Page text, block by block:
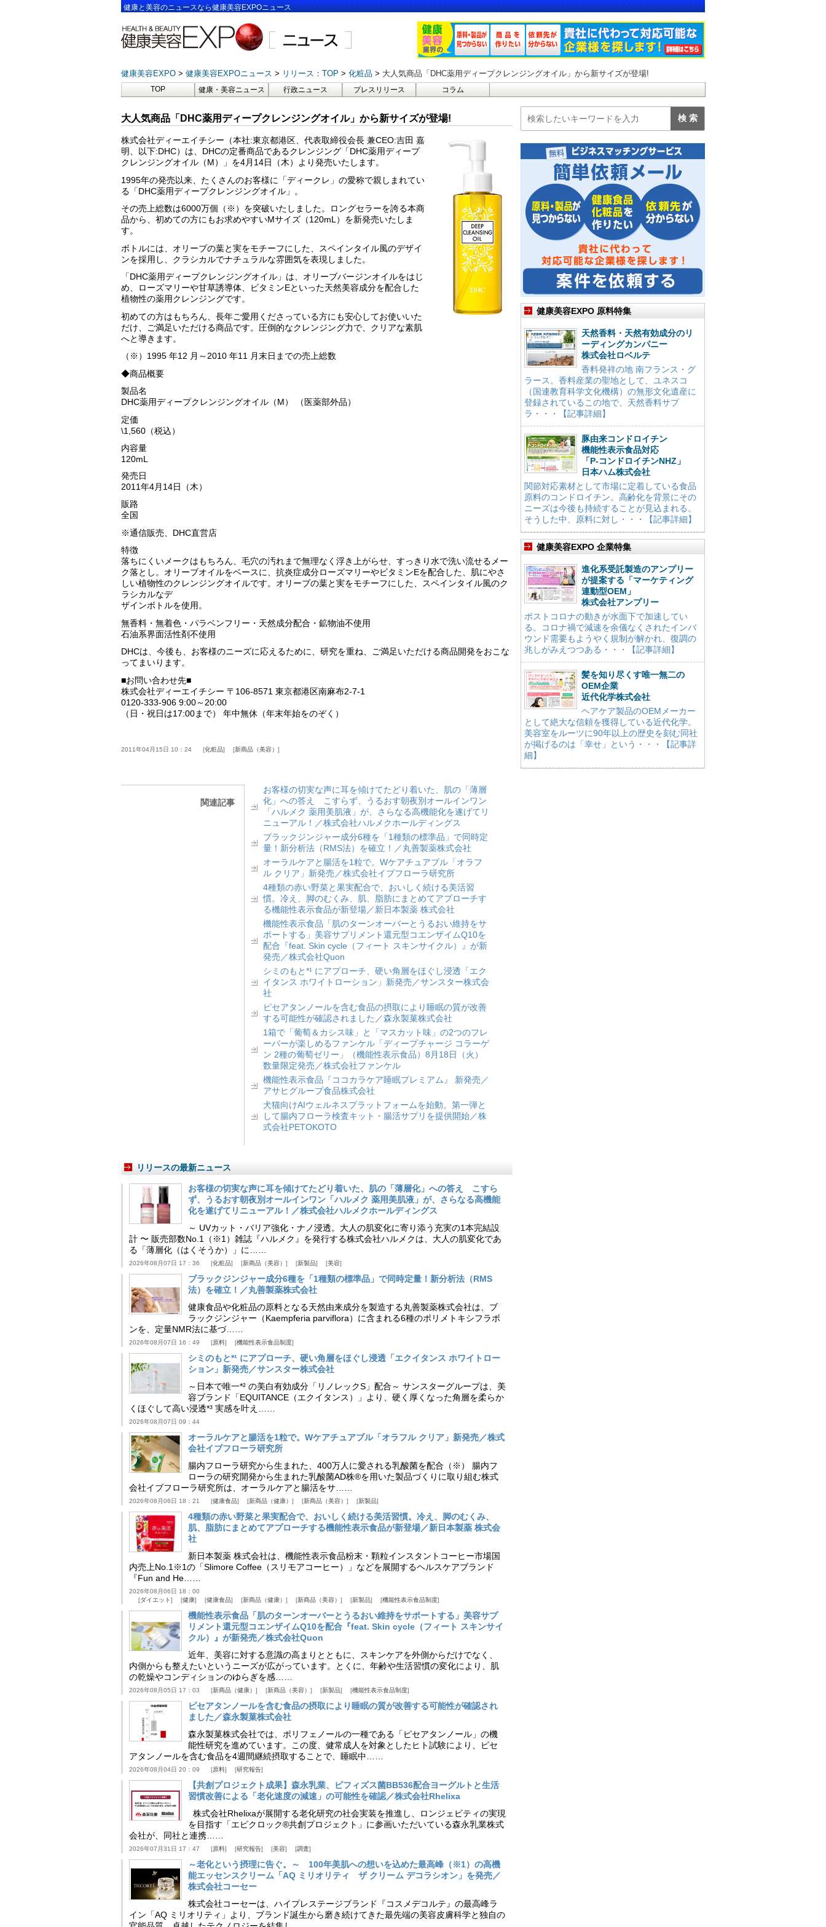
健康と美容のニュースなら健康美容EXPOニュース
健康美容EXPO 健康美容EXPOニュース リリース：TOP 化粧品 大人気商品「DHC薬用ディープクレンジングオイル」から新サイズが登場!
TOP 健康・美容ニュース 行政ニュース プレスリリース コラム
大人気商品「DHC薬用ディープクレンジングオイル」から新サイズが登場!
株式会社ディーエイチシー（本社:東京都港区、代表取締役会長 兼CEO:吉田 嘉
明、以下:DHC）は、DHCの定番商品であるクレンジング「DHC薬用ディープ
クレンジングオイル（M）」を4月14日（木）より発売いたします。
1995年の発売以来、たくさんのお客様に「ディークレ」の愛称で親しまれてい
る「DHC薬用ディープクレンジングオイル」。
その売上総数は6000万個（※）を突破いたしました。ロングセラーを誇る本商
品から、初めての方にもお求めやすいMサイズ（120mL）を新発売いたしま
す。
ボトルには、オリーブの葉と実をモチーフにした、スペインタイル風のデザイ
ンを採用し、クラシカルでナチュラルな雰囲気を表現しました。
「DHC薬用ディープクレンジングオイル」は、オリーブバージンオイルをはじ
め、ローズマリーや甘草誘導体、ビタミンEといった天然美容成分を配合した
植物性の薬用クレンジングです。
初めての方はもちろん、長年ご愛用くださっている方にも安心してお使いいた
だけ、ご満足いただける商品です。圧倒的なクレンジング力で、クリアな素肌
へと導きます。
（※）1995 年12 月～2010 年11 月末日までの売上総数
◆商品概要
製品名
DHC薬用ディープクレンジングオイル（M） （医薬部外品）
定価
\1,560（税込）
内容量
120mL
発売日
2011年4月14日（木）
販路
全国
※通信販売、DHC直営店
特徴
落ちにくいメークはもちろん、毛穴の汚れまで無理なく浮き上がらせ、すっきり水で洗い流せるメー
ク落とし。オリーブオイルをベースに、抗炎症成分ローズマリーやビタミンEを配合した、肌にやさ
しい植物性のクレンジングオイルです。オリーブの葉と実をモチーフにした、スペインタイル風のク
ラシカルなデ
ザインボトルを使用。
無香料・無着色・パラベンフリー・天然成分配合・鉱物油不使用
石油系界面活性剤不使用
DHCは、今後も、お客様のニーズに応えるために、研究を重ね、ご満足いただける商品開発をおこな
ってまいります。
■お問い合わせ先■
株式会社ディーエイチシー 〒106-8571 東京都港区南麻布2-7-1
0120-333-906 9:00～20:00
（日・祝日は17:00まで） 年中無休（年末年始をのぞく）
2011年04月15日 10：24 化粧品 新商品（美容）
関連記事
お客様の切実な声に耳を傾けてたどり着いた、肌の「薄層
化」への答え こすらず、うるおす朝夜別オールインワン
「ハルメク 薬用美肌液」が、さらなる高機能化を遂げてリ
ニューアル！／株式会社ハルメクホールディングス
ブラックジンジャー成分6種を「1種類の標準品」で同時定
量！新分析法（RMS法）を確立！／丸善製薬株式会社
オーラルケアと腸活を1粒で。Wケアチュアブル「オラフ
ル クリア」新発売／株式会社イブフローラ研究所
4種類の赤い野菜と果実配合で、おいしく続ける美活習
慣。冷え、脚のむくみ、肌、脂肪にまとめてアプローチす
る機能性表示食品が新登場／新日本製薬 株式会社
機能性表示食品「肌のターンオーバーとうるおい維持をサ
ポートする」美容サプリメント還元型コエンザイムQ10を
配合『feat. Skin cycle（フィート スキンサイクル）』が新
発売／株式会社Quon
シミのもと*¹ にアプローチ、硬い角層をほぐし浸透「エク
イタンス ホワイトローション」新発売／サンスター株式会
社
ピセアタンノールを含む食品の摂取により睡眠の質が改善
する可能性が確認されました／森永製菓株式会社
1箱で「葡萄＆カシス味」と「マスカット味」の2つのフレ
ーバーが楽しめるファンケル「ディープチャージ コラーゲ
ン 2種の葡萄ゼリー」（機能性表示食品）8月18日（火）
数量限定発売／株式会社ファンケル
機能性表示食品『ココカラケア睡眠プレミアム』 新発売／
アサヒグループ食品株式会社
犬猫向けAIウェルネスプラットフォームを始動。第一弾と
して腸内フローラ検査キット・腸活サプリを提供開始／株
式会社PETOKOTO
リリースの最新ニュース
お客様の切実な声に耳を傾けてたどり着いた、肌の「薄層化」への答え こすら
ず、うるおす朝夜別オールインワン「ハルメク 薬用美肌液」が、さらなる高機能
化を遂げてリニューアル！／株式会社ハルメクホールディングス
～ UVカット・バリア強化・ナノ浸透。大人の肌変化に寄り添う充実の1本完結設
計 〜 販売部数No.1（※1）雑誌『ハルメク』を発行する株式会社ハルメクは、大人の肌変化であ
る「薄層化（はくそうか）」に……
2026年08月07日 17：36 化粧品 新商品（美容） 新製品 美容
ブラックジンジャー成分6種を「1種類の標準品」で同時定量！新分析法（RMS
法）を確立！／丸善製薬株式会社
健康食品や化粧品の原料となる天然由来成分を製造する丸善製薬株式会社は、ブ
ラックジンジャー（Kaempferia parviflora）に含まれる6種のポリメトキシフラボ
ンを、定量NMR法に基づ……
2026年08月07日 16：49 原料 機能性表示食品制度
シミのもと*¹ にアプローチ、硬い角層をほぐし浸透「エクイタンス ホワイトロー
ション」新発売／サンスター株式会社
～日本で唯一*² の美白有効成分「リノレックS」配合～ サンスターグループは、美
容ブランド「EQUITANCE（エクイタンス）」より、硬く厚くなった角層を柔らか
くほぐして高い浸透*³ 実感を叶え……
2026年08月07日 09：44
オーラルケアと腸活を1粒で。Wケアチュアブル「オラフル クリア」新発売／株式
会社イブフローラ研究所
腸内フローラ研究から生まれた、400万人に愛される乳酸菌を配合（※） 腸内フ
ローラの研究開発から生まれた乳酸菌AD株®を用いた製品づくりに取り組む株式
会社イブフローラ研究所は、オーラルケアと腸活をサ……
2026年08月06日 18：21 健康食品 新商品（健康） 新商品（美容） 新製品
4種類の赤い野菜と果実配合で、おいしく続ける美活習慣。冷え、脚のむくみ、
肌、脂肪にまとめてアプローチする機能性表示食品が新登場／新日本製薬 株式会
社
新日本製薬 株式会社は、機能性表示食品粉末・顆粒インスタントコーヒー市場国
内売上No.1※1の「Slimore Coffee（スリモアコーヒー）」などを展開するヘルスケアブランド
『Fun and He……
2026年08月06日 18：00
ダイエット
健康 健康食品 新商品（健康） 新商品（美容） 新製品 機能性表示食品制度
機能性表示食品「肌のターンオーバーとうるおい維持をサポートする」美容サプ
リメント還元型コエンザイムQ10を配合『feat. Skin cycle（フィート スキンサイ
クル）』が新発売／株式会社Quon
近年、美容に対する意識の高まりとともに、スキンケアを外側からだけでなく、
内側からも整えたいというニーズが広がっています。とくに、年齢や生活習慣の変化により、肌
の乾燥やコンディションのゆらぎを感……
2026年08月05日 17：03 新商品（健康） 新商品（美容） 新製品 機能性表示食品制度
ピセアタンノールを含む食品の摂取により睡眠の質が改善する可能性が確認され
ました／森永製菓株式会社
森永製菓株式会社では、ポリフェノールの一種である「ピセアタンノール」の機
能性研究を進めています。この度、健常成人を対象としたヒト試験により、ピセ
アタンノールを含む食品を4週間継続摂取することで、睡眠中……
2026年08月04日 20：09 原料 研究報告
【共創プロジェクト成果】森永乳業、ビフィズス菌BB536配合ヨーグルトと生活
習慣改善による「老化速度の減速」の可能性を確認／株式会社Rhelixa
株式会社Rhelixaが展開する老化研究の社会実装を推進し、ロンジェビティの実現
を目指す「エピクロック®共創プロジェクト」に参画いただいている森永乳業株式
会社が、同社と連携……
2026年07月31日 17：47 原料 研究報告 美容 調査
～老化という摂理に告ぐ。～ 100年美肌への想いを込めた最高峰（※1）の高機
能エッセンスクリーム「AQ ミリオリティ ザ クリーム デコラシオン」を発売／
株式会社コーセー
株式会社コーセーは、ハイプレステージブランド『コスメデコルテ』の最高峰ラ
イン「AQ ミリオリティ」より、ブランド誕生から磨き続けてきた最先端の美容皮膚科学と独自の
健康美容EXPO 原料特集
天然香料・天然有効成分のリ
ーディングカンパニー
株式会社ロベルテ
香料発祥の地 南フランス・グ
ラース。香料産業の聖地として、ユネスコ
（国連教育科学文化機構）の無形文化遺産に
登録されているこの地で、天然香料サプ
ラ・・・【記事詳細】
豚由来コンドロイチン
機能性表示食品対応
「P-コンドロイチンNHZ」
日本ハム株式会社
関節対応素材として市場に定着している食品
原料のコンドロイチン。高齢化を背景にその
ニーズは今後も持続することが見込まれる。
そうした中、原料に対し・・・【記事詳細】
健康美容EXPO 企業特集
進化系受託製造のアンプリー
が提案する「マーケティング
連動型OEM」
株式会社アンプリー
ポストコロナの動きが水面下で加速してい
る。コロナ禍で減速を余儀なくされたインバ
ウンド需要もようやく規制が解かれ、復調の
兆しがみえつつある・・・【記事詳細】
髪を知り尽くす唯一無二の
OEM企業
近代化学株式会社
ヘアケア製品のOEMメーカー
として絶大な信頼を獲得している近代化学。
美容室をルーツに90年以上の歴史を刻む同社
が掲げるのは「幸せ」という・・・【記事詳
細】